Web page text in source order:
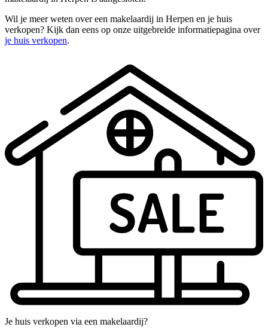
Wil je meer weten over een makelaardij in Herpen en je huis
verkopen? Kijk dan eens op onze uitgebreide informatiepagina over
je huis verkopen.
Je huis verkopen via een makelaardij?